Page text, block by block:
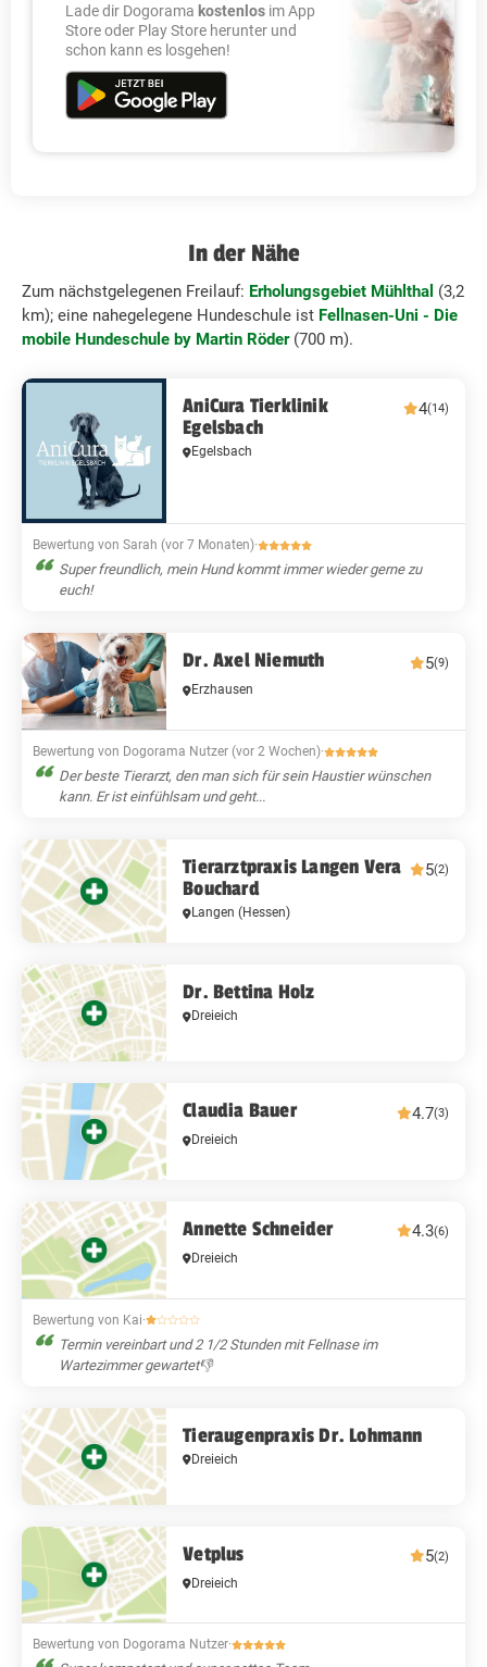
Lade dir Dogorama kostenlos im App
Store oder Play Store herunter und
schon kann es losgehen!
In der Nähe
Zum nächstgelegenen Freilauf: Erholungsgebiet Mühlthal (3,2
km); eine nahegelegene Hundeschule ist Fellnasen-Uni - Die
mobile Hundeschule by Martin Röder(700 m).
AniCura Tierklinik
Egelsbach
4(14)
Egelsbach
Bewertung von Sarah (vor 7 Monaten)·
Super freundlich, mein Hund kommt immer wieder gerne zu
euch!
Dr. Axel Niemuth 5(9)
Erzhausen
Bewertung von Dogorama Nutzer (vor 2 Wochen)·
Der beste Tierarzt, den man sich für sein Haustier wünschen
kann. Er ist einfühlsam und geht...
Tierarztpraxis Langen Vera
Bouchard
5(2)
Langen (Hessen)
Dr. Bettina Holz
Dreieich
Claudia Bauer 4.7(3)
Dreieich
Annette Schneider 4.3(6)
Dreieich
Bewertung von Kai·
Termin vereinbart und 2 1/2 Stunden mit Fellnase im
Wartezimmer gewartet👎
Tieraugenpraxis Dr. Lohmann
Dreieich
Vetplus 5(2)
Dreieich
Bewertung von Dogorama Nutzer·